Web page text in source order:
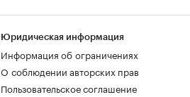
Юридическая информация
Информация об ограничениях
О соблюдении авторских прав
Пользовательское соглашение